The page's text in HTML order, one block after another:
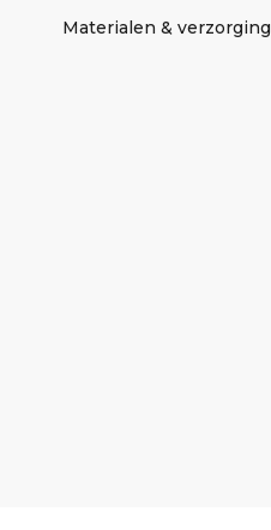
Materialen & verzorging